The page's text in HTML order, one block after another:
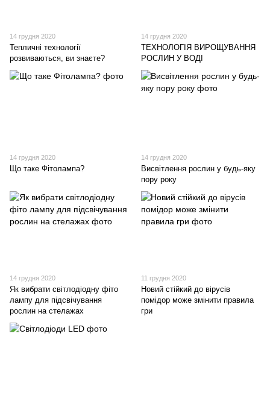
14 грудня 2020
Тепличні технології
розвиваються, ви знаєте?
14 грудня 2020
ТЕХНОЛОГІЯ ВИРОЩУВАННЯ
РОСЛИН У ВОДІ
14 грудня 2020
Що таке Фітолампа?
14 грудня 2020
Висвітлення рослин у будь-яку
пору року
14 грудня 2020
Як вибрати світлодіодну фіто
лампу для підсвічування
рослин на стелажах
11 грудня 2020
Новий стійкий до вірусів
помідор може змінити правила
гри